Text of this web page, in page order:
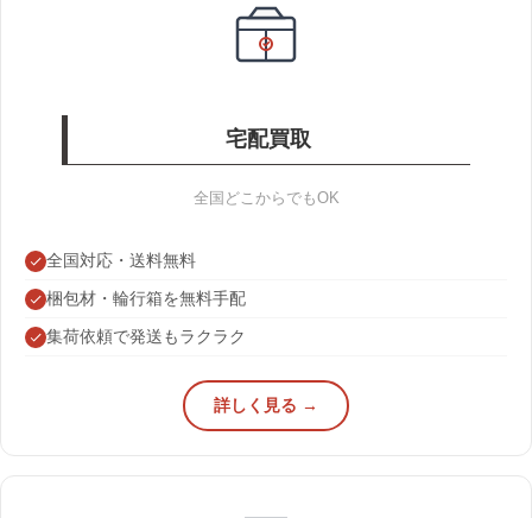
宅配買取
全国どこからでもOK
全国対応・送料無料
梱包材・輪行箱を無料手配
集荷依頼で発送もラクラク
詳しく見る →